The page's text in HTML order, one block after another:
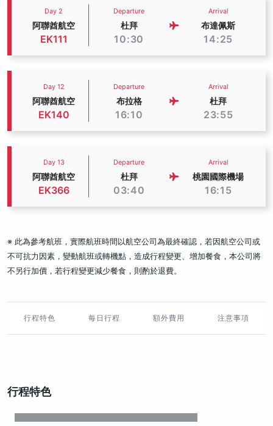
Day 2
阿聯酋航空
EK111
Departure
杜拜
10:30
Arrival
布達佩斯
14:25
Day 12
阿聯酋航空
EK140
Departure
布拉格
16:10
Arrival
杜拜
23:55
Day 13
阿聯酋航空
EK366
Departure
杜拜
03:40
Arrival
桃園國際機場
16:15
※ 此為參考航班，實際航班時間以航空公司為最終確認，若因航空公司或
不可抗力因素，變動航班或轉機點，造成行程變更、增加餐食，本公司將
不另行加價，若行程變更減少餐食，則酌於退費。
行程特色 每日行程 額外費用 注意事項
行程特色